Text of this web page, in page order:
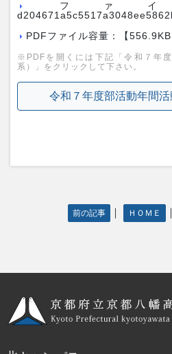
ファイ
PDFファイル容量：【556.9KB
※PDFを開くには下記「令和７年
系）」をクリックして下さい。
令和７年度部活動年間活
前の記事 ｜ ＨＯＭＥ